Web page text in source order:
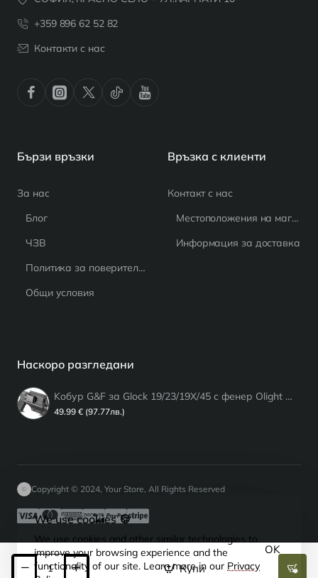
We use cookies 🍪
We use cookies and other similar technologies to
improve your browsing experience and the
functionality of our site. Learn more in our Privacy
OK
Купи
+359 896 62 52 82
Контакти с нас
Бързи връзки
За нас
Блог
ЧЗВ
Политика за поверителност
Общи условия
Връзка с клиенти
Контакт с нас
Местоположения на магазина
Информация за доставка
Наскоро разгледани
Koбур G&F за Glock 19/23/19X/45 с фенер Olight Baldr Pro/Pro R/PL-Pro
49.99 € (97.77лв.)
Copyright © 2024, Your Store, All Rights Reserved